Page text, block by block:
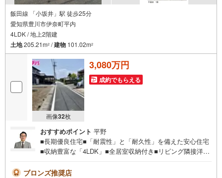
飯田線 「小坂井」駅 徒歩25分
愛知県豊川市伊奈町平内
4LDK / 地上2階建
土地205.21m2 /建物 101.02m2
画像32枚
3,080万円
成約でもらえる
おすすめポイント 平野
■長期優良住宅■「耐震性」と「耐久性」を備えた安心住宅
■収納豊富な「4LDK」■全居室収納付き■リビング隣接洋室
圏内！■おすすめポイント ・食料品や日用品もきれいに保
ブロンズ推奨店